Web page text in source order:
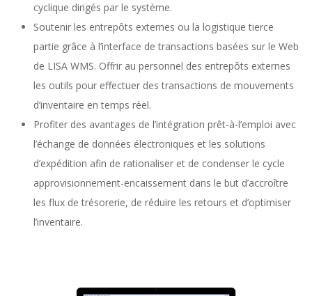
cyclique dirigés par le système.
Soutenir les entrepôts externes ou la logistique tierce
partie grâce à l’interface de transactions basées sur le Web
de LISA WMS. Offrir au personnel des entrepôts externes
les outils pour effectuer des transactions de mouvements
d’inventaire en temps réel.
Profiter des avantages de l’intégration prêt-à-l’emploi avec
l’échange de données électroniques et les solutions
d’expédition afin de rationaliser et de condenser le cycle
approvisionnement-encaissement dans le but d’accroître
les flux de trésorerie, de réduire les retours et d’optimiser
l’inventaire.